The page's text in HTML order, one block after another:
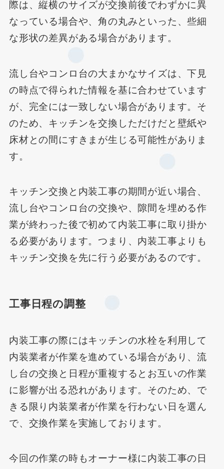
際は、縦横のサイズが交換前後でわずかに異
なっている場合や、角の丸みといった、些細
な形状の差異がある場合があります。
流し台やコンロ台の大まかなサイズは、下見
の時点で得られた情報を基に合わせています
が、完全には一致しない場合があります。そ
のため、キッチンを交換しただけだと壁紙や
床材との間にすきまが生じる可能性がありま
す。
キッチン交換と内装工事の期間が近い場合、
流し台やコンロ台の交換や、隙間を埋める作
業が終わった後で初めて内装工事に取り掛か
る必要があります。つまり、内装工事よりも
キッチン交換を先に行う必要があるのです。
工事日程の調整
内装工事の際にはキッチンの水栓を利用して
内装業者が作業を進めている場合があり、流
し台の交換と日程が重複するとお互いの作業
に影響が出る恐れがあります。そのため、で
きる限り内装業者が作業を行わない日を選ん
で、交換作業を実施しております。
今回の作業の時もオーナー様に内装工事の日